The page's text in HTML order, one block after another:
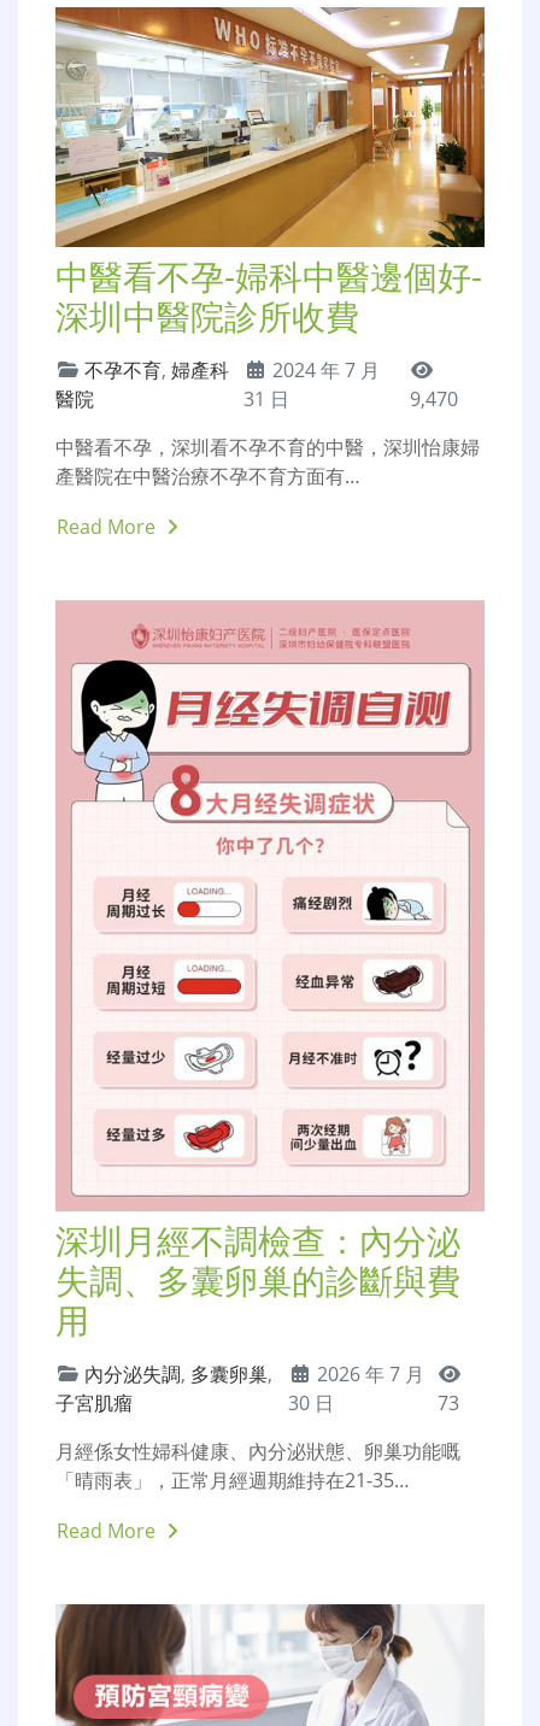
中醫看不孕-婦科中醫邊個好-
深圳中醫院診所收費
不孕不育, 婦產科
醫院
2024 年 7 月
31 日
9,470
中醫看不孕，深圳看不孕不育的中醫，深圳怡康婦
產醫院在中醫治療不孕不育方面有…
Read More
深圳月經不調檢查：內分泌
失調、多囊卵巢的診斷與費
用
內分泌失調, 多囊卵巢,
子宮肌瘤
2026 年 7 月
30 日
73
月經係女性婦科健康、內分泌狀態、卵巢功能嘅
「晴雨表」，正常月經週期維持在21-35…
Read More